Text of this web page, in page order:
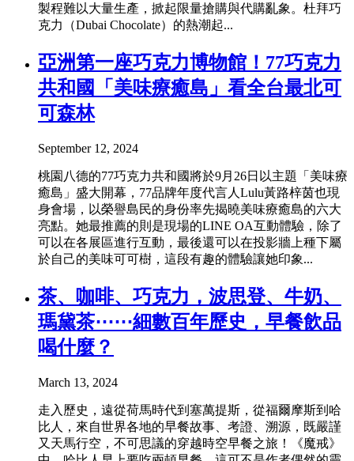
製程難以大量生產，掀起限量搶購與代購亂象。杜拜巧
克力（Dubai Chocolate）的熱潮起...
亞洲第一座巧克力博物館！77巧克力
共和國「美味療癒島」看全台最北可
可森林
September 12, 2024
桃園八德的77巧克力共和國將於9月26日以主題「美味療
癒島」盛大開幕，77品牌年度代言人Lulu黃路梓茵也現
身會場，以榮譽島民的身份率先揭曉美味療癒島的六大
亮點。她最推薦的則是現場的LINE OA互動體驗，除了
可以在各展區進行互動，最後還可以在投影牆上種下屬
於自己的美味可可樹，這段有趣的體驗讓她印象...
茶、咖啡、巧克力，波思登、牛奶、
瑪黛茶⋯⋯細數百年歷史，早餐飲品
喝什麼？
March 13, 2024
走入歷史，遠從荷馬時代到塞萬提斯，從福爾摩斯到哈
比人，來自世界各地的早餐故事、考證、溯源，既嚴謹
又天馬行空，不可思議的穿越時空早餐之旅！《魔戒》